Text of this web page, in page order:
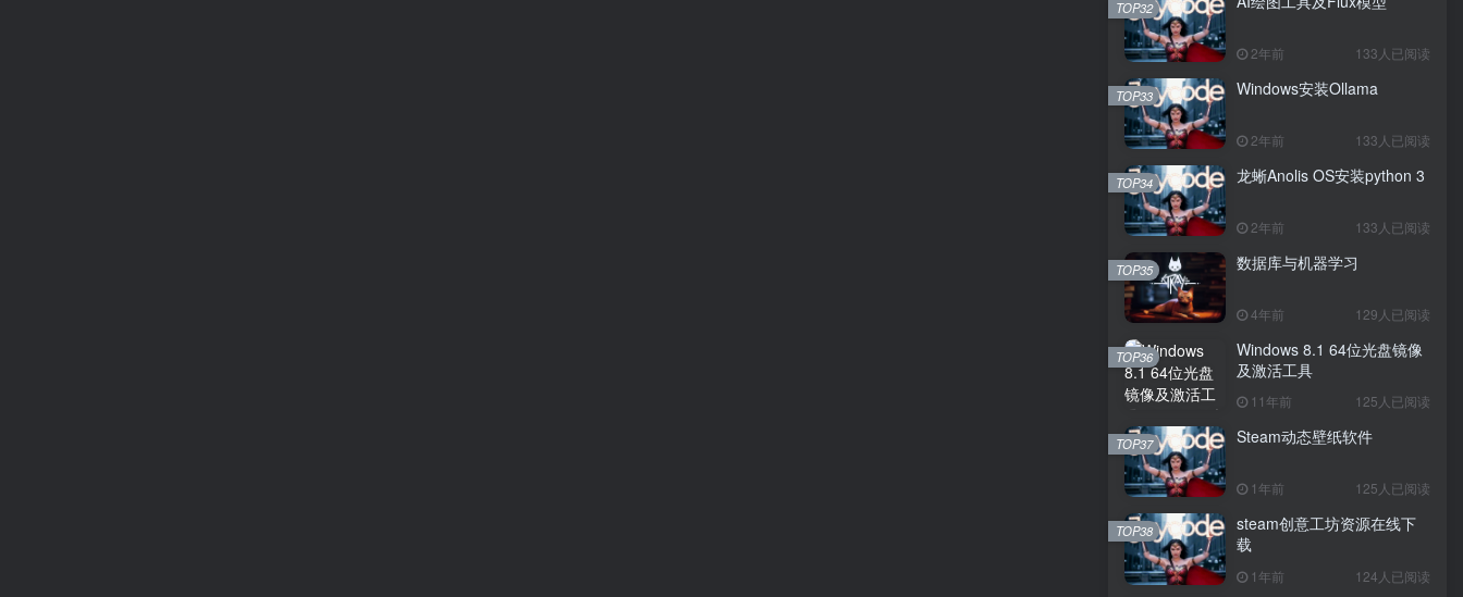
2年前 133人已阅读
TOP32
Windows安装Ollama
2年前 133人已阅读
TOP33
龙蜥Anolis OS安装python 3
2年前 133人已阅读
TOP34
数据库与机器学习
4年前 129人已阅读
TOP35
Windows 8.1 64位光盘镜像
及激活工具
11年前 125人已阅读
TOP36
Steam动态壁纸软件
1年前 125人已阅读
TOP37
steam创意工坊资源在线下
载
1年前 124人已阅读
TOP38